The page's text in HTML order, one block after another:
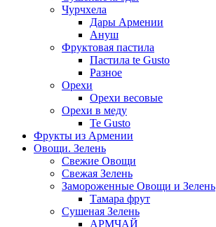
Чурчхела
Дары Армении
Ануш
Фруктовая пастила
Пастила te Gusto
Разное
Орехи
Орехи весовые
Орехи в меду
Te Gusto
Фрукты из Армении
Овощи. Зелень
Свежие Овощи
Свежая Зелень
Замороженные Овощи и Зелень
Тамара фрут
Сушеная Зелень
АРМЧАЙ